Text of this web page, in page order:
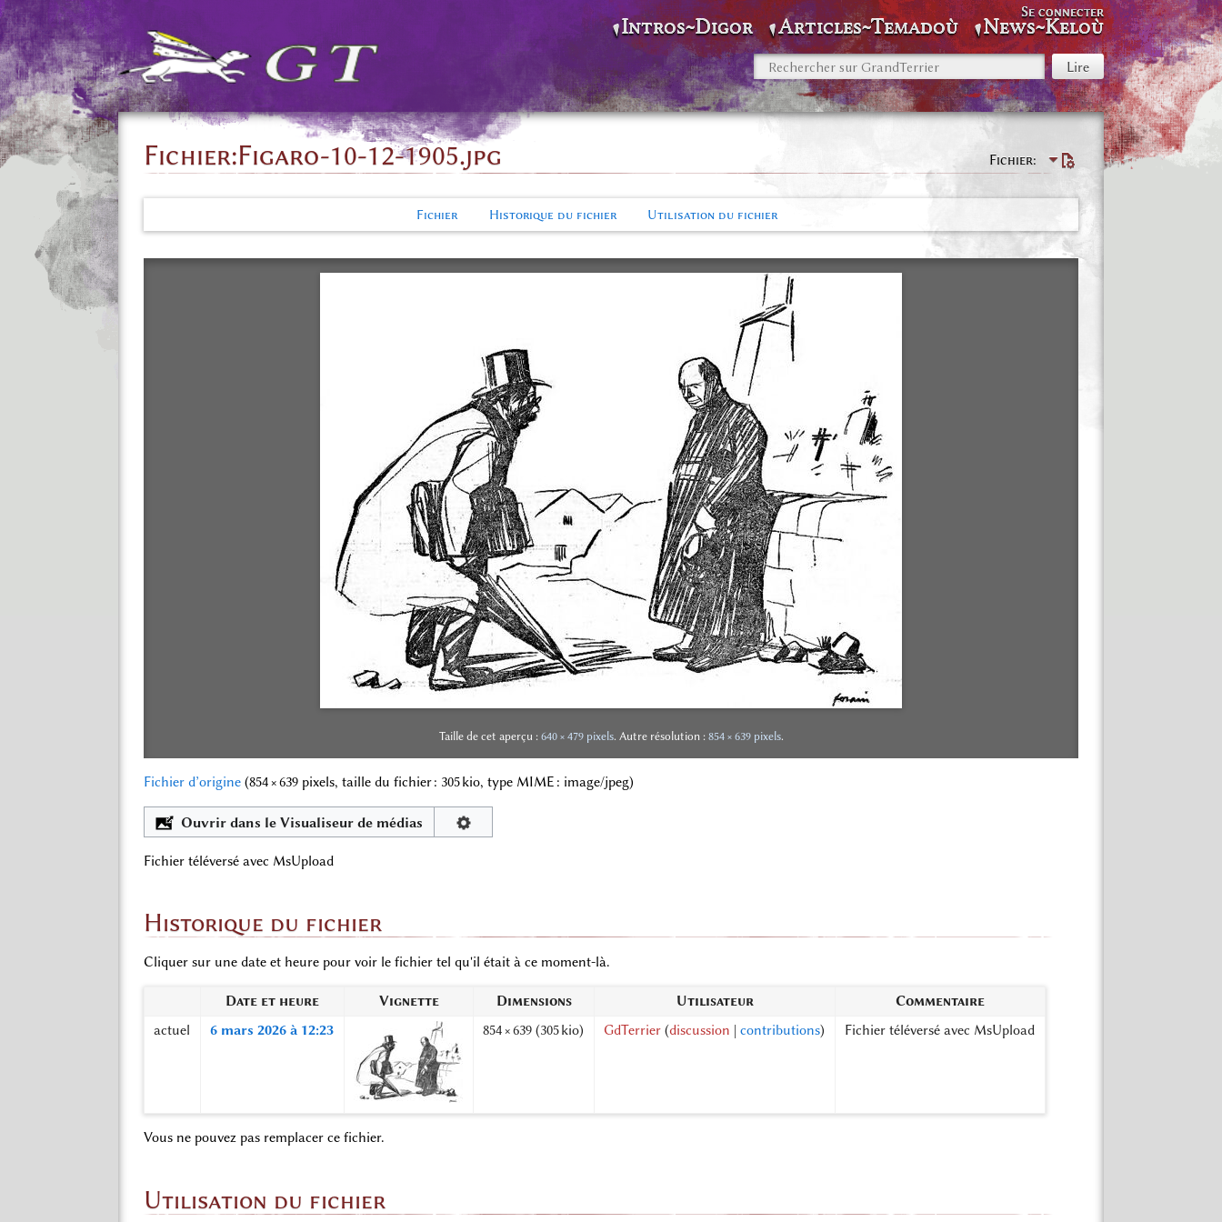
Intros~Digor Articles~Temadoù News~Keloù
Se connecter
Fichier
Fichier:Figaro-10-12-1905.jpg
Fichier Historique du fichier Utilisation du fichier
Taille de cet aperçu : 640 × 479 pixels. Autre résolution : 854 × 639 pixels.
Fichier d’origine (854 × 639 pixels, taille du fichier : 305 kio, type MIME : image/jpeg)
Ouvrir dans le Visualiseur de médias
Fichier téléversé avec MsUpload
Historique du fichier
Cliquer sur une date et heure pour voir le fichier tel qu'il était à ce moment-là.
Date et heure Vignette Dimensions Utilisateur
Commentaire
actuel
6 mars 2026 à 12:23 854 × 639(305 kio) GdTerrier (discussion |contributions) Fichier téléversé avec MsUpload
Vous ne pouvez pas remplacer ce fichier.
Utilisation du fichier